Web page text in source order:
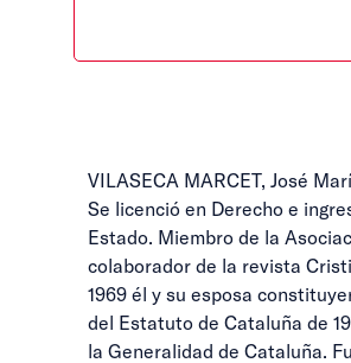
VILASECA MARCET, José
Se licenció en Derecho e
Estado. Miembro de la
colaborador de la revista
1969 él y su esposa
del Estatuto de Cataluña de
la Generalidad de Cataluña.